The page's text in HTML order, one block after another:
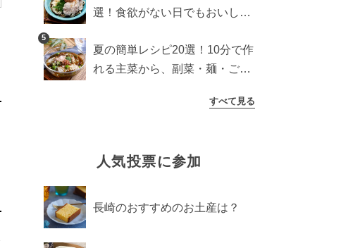
選！食欲がない日でもおいしい
5
夏の簡単レシピ20選！10分で作
れる主菜から、副菜・麺・ごは
すべて見る
人気投票に参加
長崎のおすすめのお土産は？